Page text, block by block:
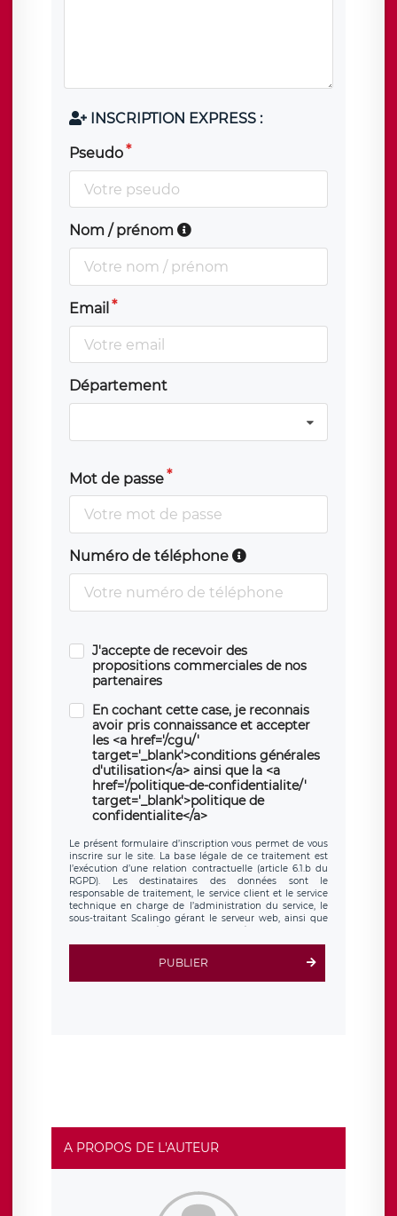
INSCRIPTION EXPRESS :
Pseudo
Nom / prénom
Email
Département
Mot de passe
Numéro de téléphone
J'accepte de recevoir des
propositions commerciales de nos
partenaires
En cochant cette case, je reconnais
avoir pris connaissance et accepter
les <a href='/cgu/'
target='_blank'>conditions générales
d'utilisation</a> ainsi que la <a
href='/politique-de-confidentialite/'
target='_blank'>politique de
confidentialite</a>
Le présent formulaire d’inscription vous permet de vous
inscrire sur le site. La base légale de ce traitement est
l’exécution d’une relation contractuelle (article 6.1.b du
RGPD). Les destinataires des données sont le
responsable de traitement, le service client et le service
technique en charge de l’administration du service, le
sous-traitant Scalingo gérant le serveur web, ainsi que
toute personne légalement autorisée. Le formulaire
d’inscription est hébergé sur un serveur hébergé par
clauses de
protection conformes au RGPD
. Les données collectées
sont conservées jusqu’à ce que l’Internaute en sollicite la
rue Léopold Sédar Senghor, joignable à l’adresse mail :
responsabledetraitement@legavox.fr. Vous avez
également le droit d’introduire une réclamation auprès
d’une autorité de contrôle.
PUBLIER
A PROPOS DE L'AUTEUR